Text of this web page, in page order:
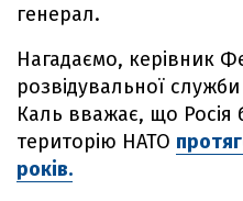
генерал.
Нагадаємо, керівник
розвідувальної
Каль вважає, що Росія
територію НАТО
років.